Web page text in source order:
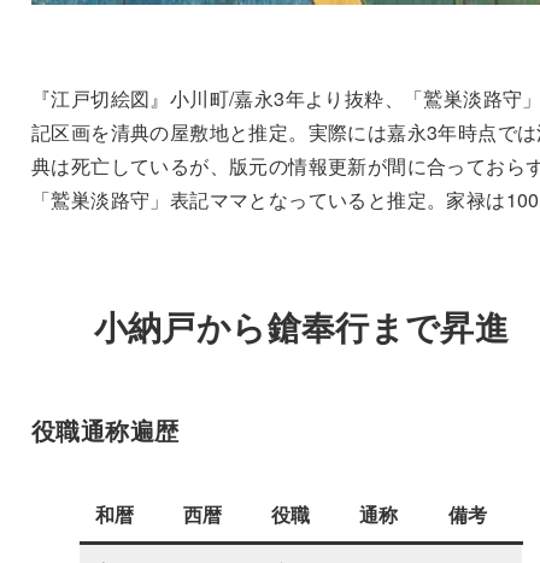
『江戸切絵図』小川町/嘉永3年より抜粋、「鷲巣淡路守
記区画を清典の屋敷地と推定。実際には嘉永3年時点で
典は死亡しているが、版元の情報更新が間に合っておら
「鷲巣淡路守」表記ママとなっていると推定。家禄は
小納戸から鎗奉行まで昇進
役職通称遍歴
和暦 西暦 役職 通称 備考